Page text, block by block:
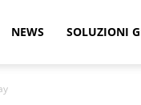
NEWS SOLUZIONI